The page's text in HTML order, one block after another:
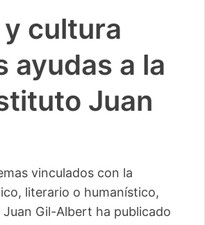
cultura
ayudas a la
Juan
vinculados con la
literario o humanístico,
Gil-Albert ha publicado